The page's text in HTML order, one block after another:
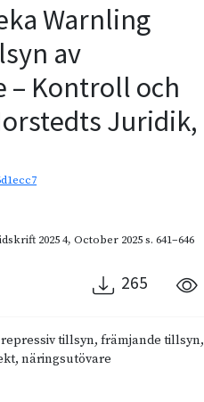
Warnling
av
– Kontroll och
Juridik,
2025 4,October 2025s. 641–646
265
tillsyn, främjande tillsyn,
näringsutövare